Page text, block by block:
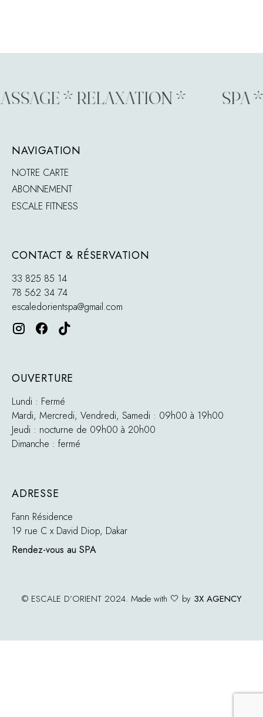
* RELAXATION * SPA *
NAVIGATION
NOTRE CARTE
ABONNEMENT
ESCALE FITNESS
CONTACT & RÉSERVATION
33 825 85 14
78 562 34 74
escaledorientspa@gmail.com
OUVERTURE
Lundi : Fermé
Mardi, Mercredi, Vendredi, Samedi : 09h00 à 19h00
Jeudi : nocturne de 09h00 à 20h00
Dimanche : fermé
ADRESSE
Fann Résidence
19 rue C x David Diop, Dakar
Rendez-vous au SPA
© ESCALE D’ORIENT 2024. Made with 🤍 by 3X AGENCY